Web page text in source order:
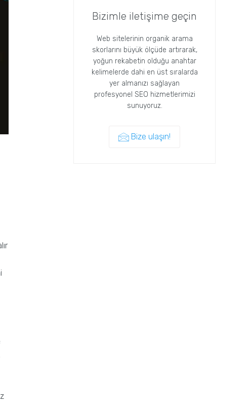
Bizimle iletişime geçin
Web sitelerinin organik arama
skorlarını büyük ölçüde artırarak,
yoğun rekabetin olduğu anahtar
kelimelerde dahi en üst sıralarda
yer almanızı sağlayan
profesyonel SEO hizmetlerimizi
sunuyoruz.
Bize ulaşın!